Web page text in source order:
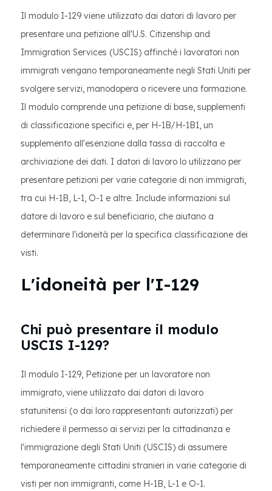
Il modulo I-129 viene utilizzato dai datori di lavoro per
presentare una petizione all'U.S. Citizenship and
Immigration Services (USCIS) affinché i lavoratori non
immigrati vengano temporaneamente negli Stati Uniti per
svolgere servizi, manodopera o ricevere una formazione.
Il modulo comprende una petizione di base, supplementi
di classificazione specifici e, per H-1B/H-1B1, un
supplemento all'esenzione dalla tassa di raccolta e
archiviazione dei dati. I datori di lavoro lo utilizzano per
presentare petizioni per varie categorie di non immigrati,
tra cui H-1B, L-1, O-1 e altre. Include informazioni sul
datore di lavoro e sul beneficiario, che aiutano a
determinare l'idoneità per la specifica classificazione dei
visti.
L'idoneità per l'I-129
Chi può presentare il modulo
USCIS I-129?
Il modulo I-129, Petizione per un lavoratore non
immigrato, viene utilizzato dai datori di lavoro
statunitensi (o dai loro rappresentanti autorizzati) per
richiedere il permesso ai servizi per la cittadinanza e
l'immigrazione degli Stati Uniti (USCIS) di assumere
temporaneamente cittadini stranieri in varie categorie di
visti per non immigranti, come H-1B, L-1 e O-1.